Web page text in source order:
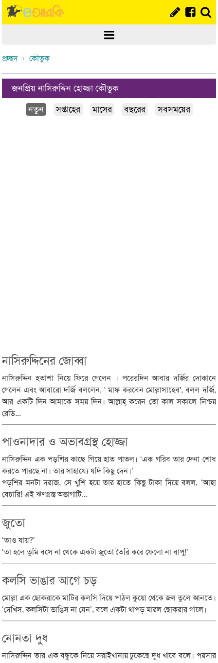
প্রচ্ছদ কৌতুক
জনপ্রিয় নাসিরুদ্দিন হোজ্জা কৌতুক
নতুন
সপ্তাহের মাসের বছরের সবসময়ের
নাসিরুদ্দিনের জোব্বা
নাসিরুদ্দিন হতাশা নিয়ে ফিরে গেলেন । পরেরদিন আবার দর্জির দোকানে
গেলেন এবং আবারো দর্জি বললেন, ' মাফ করবেন মোল্লাসাহেব', বলল দর্জি,
আর একটি দিন আমাকে সময় দিন। আল্লাহ্ করেন তো কাল সকালে নিশ্চয়
রেডি...
পাওনাদার ও অভাবগ্রস্থ হোজ্জা
নাসিরুদ্দিন এক পড়শির কাছে গিয়ে হাত পাতল। ‘এক গরিব তার দেনা শোধ
করতে পারছে না। তার সাহায্যে যদি কিছু দেন।’
পড়শির মনটা দরাজ, সে খুশি হয়ে তার হাতে কিছু টাকা দিয়ে বলল, ‘আহা
বেচারি! এই ঋণগ্রস্ত অভাগাটি...
জুতো
‘তাও যায়?’
‘তা হলে তুমি বসে না থেকে একটা জুতো তৈরি করে ফেলো না বাপু!’
কলসি ভাঙার আগে চড়
মোল্লা এক ছোকরাকে মাটির কলসি দিয়ে পাঠল কুয়ো থেকে জল তুলে আনতে।
‘দেখিস, কলসিটা ভাঙিস না যেন’, বলে একটা থাপড় মারল ছোকরার গালে।
নোনতা দুধ
নাসিরুদ্দিন তার এক বন্ধুকে নিয়ে সরাইখানায় ঢুকেছে দুধ খাবে বলে। পয়সার